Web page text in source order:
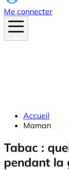
Me connecter
Accueil
Maman
Tabac :
pendant la